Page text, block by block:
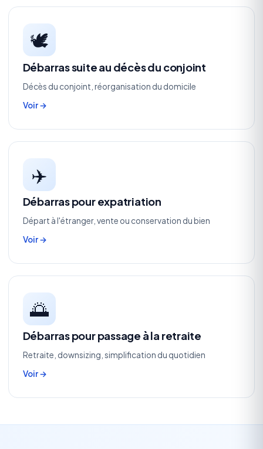
🕊️
Débarras suite au décès du conjoint
Décès du conjoint, réorganisation du domicile
Voir →
✈️
Débarras pour expatriation
Départ à l'étranger, vente ou conservation du bien
Voir →
🌅
Débarras pour passage à la retraite
Retraite, downsizing, simplification du quotidien
Voir →